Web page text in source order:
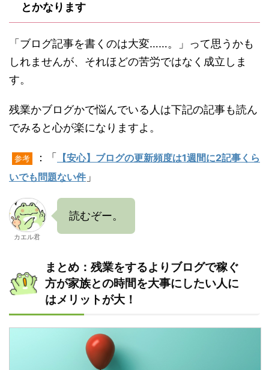
とかなります
「ブログ記事を書くのは大変……。」って思うかも
しれませんが、それほどの苦労ではなく成立しま
す。
残業かブログかで悩んでいる人は下記の記事も読ん
でみると心が楽になりますよ。
参考 ：「
【安心】ブログの更新頻度は1週間に2記事くら
いでも問題ない件 」
カエル君
読むぞー。
まとめ：残業をするよりブログで稼ぐ
方が家族との時間を大事にしたい人に
はメリットが大！